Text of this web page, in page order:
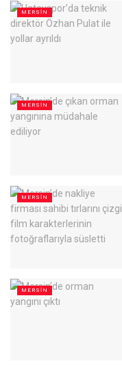
MERSIN
MERSIN
MERSIN
MERSIN